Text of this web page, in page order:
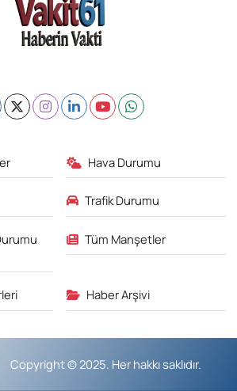
Hava Durumu
Trafik Durumu
Tüm Manşetler
Haber Arşivi
Copyright © 2025. Her hakkı saklıdır.